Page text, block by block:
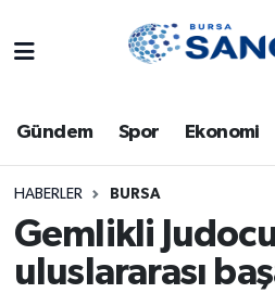
Gündem Spor Ekonomi
HABERLER BURSA
Gemlikli
uluslararası
Bursa
Dünya
Eğitim
Trafik Durumu
Süper Lig Puan Durumu
Tüm Manşetler